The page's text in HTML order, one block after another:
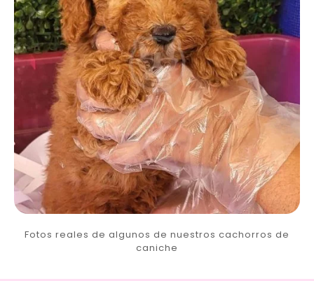
Fotos reales de algunos de nuestros cachorros de
caniche